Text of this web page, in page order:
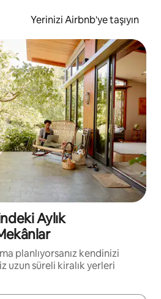
Yerinizi Airbnb'ye taşıyın
Aylık
planlıyorsanız kendinizi
uzun süreli kiralık yerleri